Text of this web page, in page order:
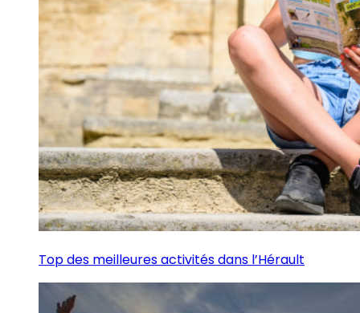
Top des meilleures activités dans l’Hérault